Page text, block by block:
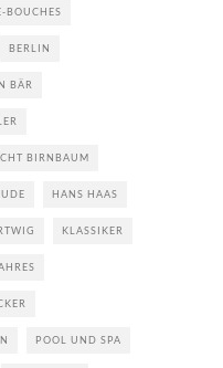
BOUCHES
BERLIN
BÄR
BIRNBAUM
HANS HAAS
KLASSIKER
POOL UND SPA